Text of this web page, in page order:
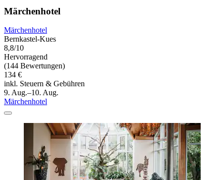
Märchenhotel
Märchenhotel
Bernkastel-Kues
8,8/10
Hervorragend
(144 Bewertungen)
134 €
inkl. Steuern & Gebühren
9. Aug.–10. Aug.
Märchenhotel